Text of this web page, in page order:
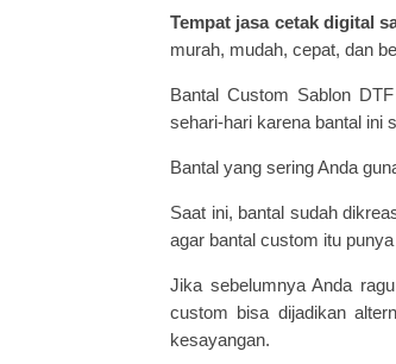
Tempat jasa cetak digital
murah, mudah, cepat, dan
Bantal Custom Sablon
sehari-hari karena bantal ini
Bantal yang sering Anda
Saat ini, bantal sudah
agar bantal custom itu
Jika sebelumnya Anda
custom bisa dijadikan
kesayangan.